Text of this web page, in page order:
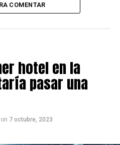
COMENTAR
hotel en la
pasar una
on 7 octubre, 2023